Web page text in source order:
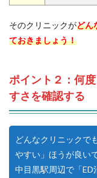
そのクリニックがどん
ておきましょう！
ポイント２：何
すさを確認する
どんなクリニックで
やすい」ほうが良い
中目黒駅周辺で「ED